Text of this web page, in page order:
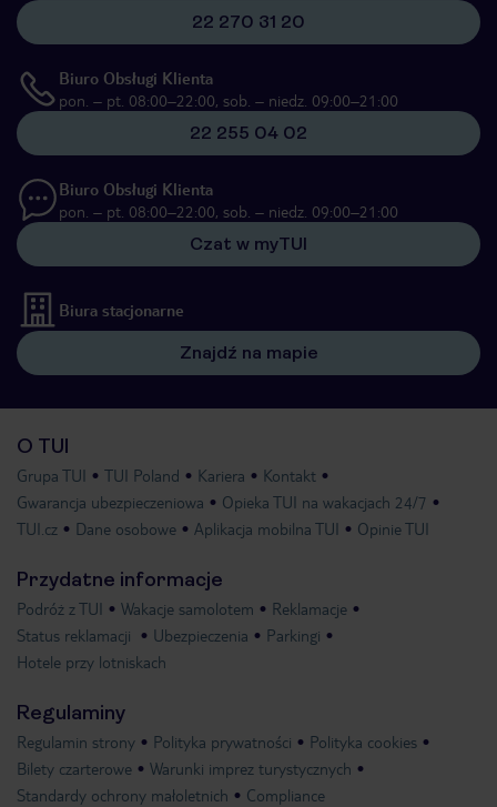
22 270 31 20
Biuro Obsługi Klienta
pon. – pt. 08:00–22:00, sob. – niedz. 09:00–21:00
22 255 04 02
Biuro Obsługi Klienta
pon. – pt. 08:00–22:00, sob. – niedz. 09:00–21:00
Czat w myTUI
Biura stacjonarne
Znajdź na mapie
O TUI
Grupa TUI TUI Poland Kariera
Kontakt
Gwarancja ubezpieczeniowa
Opieka TUI na wakacjach 24/7
TUI.cz
Dane osobowe Aplikacja mobilna TUI Opinie TUI
Przydatne informacje
Podróż z TUI Wakacje samolotem
Reklamacje
Status reklamacji
Ubezpieczenia
Parkingi
Hotele przy lotniskach
Regulaminy
Regulamin strony Polityka prywatności
Polityka cookies
Bilety czarterowe
Warunki imprez turystycznych
Standardy ochrony małoletnich
Compliance